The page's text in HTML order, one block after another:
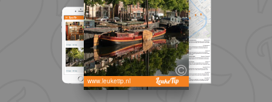
www.leuketip.nl